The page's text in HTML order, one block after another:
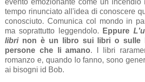
evento emozionante come un
tempo rinunciato all'idea di conoscere
conosciuto. Comunica col mondo in
ma soprattutto leggendolo.
Eppure
libri non è un libro sui libri o sulle
persone che li amano. I libri
romanzo e, quando lo fanno, sono
ai bisogni id Bob.